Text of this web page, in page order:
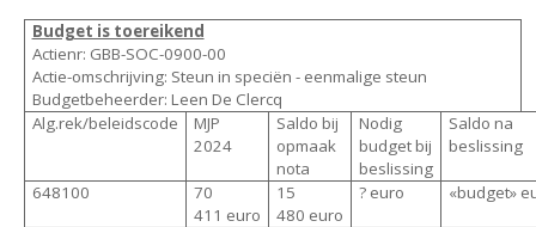
Budget is toereikend
Actienr: GBB-SOC-0900-00
Actie-omschrijving: Steun in speciën - eenmalige steun
Budgetbeheerder: Leen De Clercq
Alg.rek/beleidscode
MJP
2024
Saldo bij
opmaak
nota
Nodig
budget bij
beslissing
Saldo na
beslissing
648100
70
411 euro
15
480 euro
? euro «budget»